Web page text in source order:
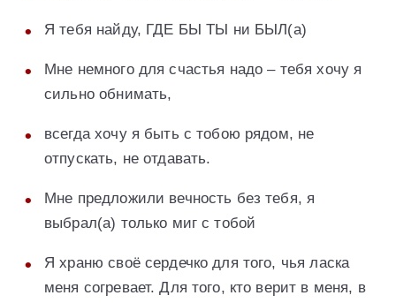
Я тебя найду, ГДЕ БЫ ТЫ ни БЫЛ(а)
Мне немного для счастья надо – тебя хочу я
сильно обнимать,
всегда хочу я быть с тобою рядом, не
отпускать, не отдавать.
Мне предложили вечность без тебя, я
выбрал(а) только миг с тобой
Я храню своё сердечко для того, чья ласка
меня согревает. Для того, кто верит в меня, в